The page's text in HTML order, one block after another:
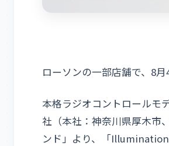
ローソンの一部店舗で、8
本格ラジオコントロールモ
社（本社：神奈川県厚木市
ンド」より、「Illumination